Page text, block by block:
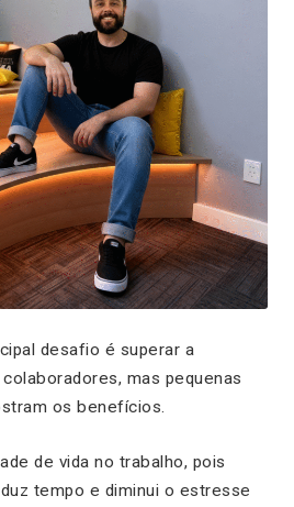
desafio é superar a
mas pequenas
os benefícios.
de vida no trabalho, pois
tempo e diminui o estresse